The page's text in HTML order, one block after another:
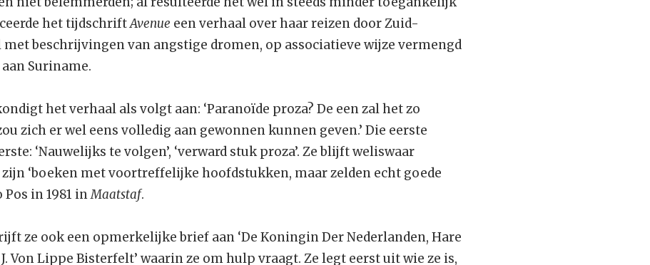
het tijdschriftAvenue een verhaal over haar reizen door Zuid-
beschrijvingen van angstige dromen, op associatieve wijze vermengd
Suriname.
het verhaal als volgt aan: ‘Paranoïde proza? De een zal het zo
zich er wel eens volledig aan gewonnen kunnen geven.’ Die eerste
‘Nauwelijks te volgen’, ‘verward stuk proza’. Ze blijft weliswaar
‘boeken met voortreffelijke hoofdstukken, maar zelden echt goede
Pos in 1981 inMaatstaf.
ze ook een opmerkelijke brief aan ‘De Koningin Der Nederlanden, Hare
Von Lippe Bisterfelt’ waarin ze om hulp vraagt. Ze legt eerst uit wie ze is,